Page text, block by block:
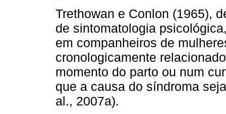
Trethowan e Conlon (1965),
de sinto­matologia
em companheiros de
cronologicamente
momento do parto ou num
que a causa do síndroma
al., 2007a).